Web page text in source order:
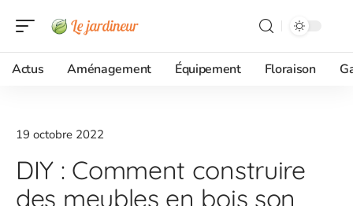
Actus Aménagement Équipement Floraison
19 octobre 2022
DIY : Comment construire
des meubles en bois son